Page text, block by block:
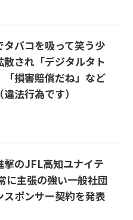
タバコを吸って笑う少
され「デジタルタト
「損害賠償だね」など
法行為です）
撃のJFL高知ユナイテ
に主張の強い一般社団
スポンサー契約を発表